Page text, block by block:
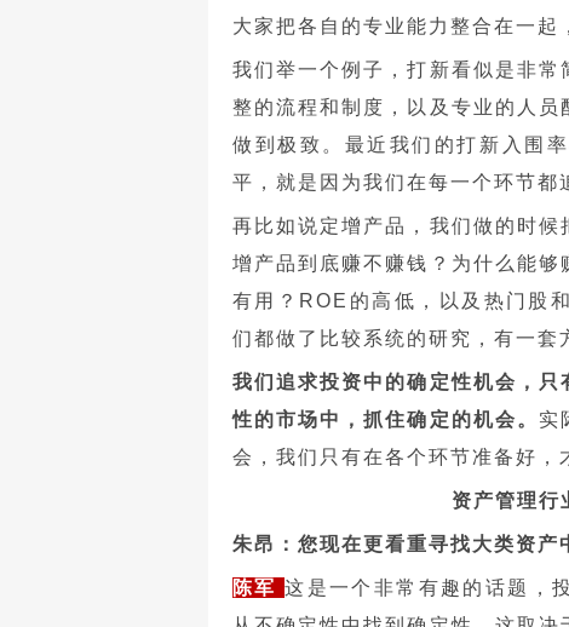
大家把各自的专业能力整合在一起
我们举一个例子，打新看似是非
整的流程和制度，以及专业的人
做到极致。最近我们的打新入围
平，就是因为我们在每一个环节都
再比如说定增产品，我们做的时
增产品到底赚不赚钱？为什么能
有用？ROE的高低，以及热门股
们都做了比较系统的研究，有一套
我们追求投资中的确定性机会，
性的市场中，抓住确定的机会。 实
会，我们只有在各个环节准备好，
资产管理行
朱昂：您现在更看重寻找大类资产
陈军这是一个非常有趣的话题，